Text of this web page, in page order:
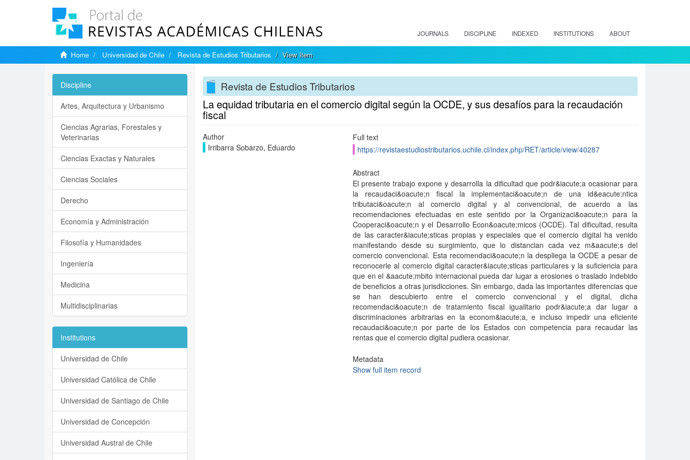
JOURNALS DISCIPLINE INDEXED INSTITUTIONS ABOUT
Home Universidad de Chile Revista de Estudios Tributarios View Item
Revista de Estudios Tributarios
La equidad tributaria en el comercio digital según la OCDE, y sus desafíos para la recaudación
fiscal
Author
Irribarra Sobarzo, Eduardo
Full text
https://revistaestudiostributarios.uchile.cl/index.php/RET/article/view/40287
Abstract
El presente trabajo expone y desarrolla la dificultad que podr&iacute;a ocasionar para
la recaudaci&oacute;n fiscal la implementaci&oacute;n de una id&eacute;ntica
tributaci&oacute;n al comercio digital y al convencional, de acuerdo a las
recomendaciones efectuadas en este sentido por la Organizaci&oacute;n para la
Cooperaci&oacute;n y el Desarrollo Econ&oacute;micos (OCDE). Tal dificultad, resulta
de las caracter&iacute;sticas propias y especiales que el comercio digital ha venido
manifestando desde su surgimiento, que lo distancian cada vez m&aacute;s del
comercio convencional. Esta recomendaci&oacute;n la despliega la OCDE a pesar de
reconocerle al comercio digital caracter&iacute;sticas particulares y la suficiencia para
que en el &aacute;mbito internacional pueda dar lugar a erosiones o traslado indebido
de beneficios a otras jurisdicciones. Sin embargo, dada las importantes diferencias que
se han descubierto entre el comercio convencional y el digital, dicha
recomendaci&oacute;n de tratamiento fiscal igualitario podr&iacute;a dar lugar a
discriminaciones arbitrarias en la econom&iacute;a, e incluso impedir una eficiente
recaudaci&oacute;n por parte de los Estados con competencia para recaudar las
rentas que el comercio digital pudiera ocasionar.
Metadata
Show full item record
Discipline
Artes, Arquitectura y Urbanismo
Ciencias Agrarias, Forestales y
Veterinarias
Ciencias Exactas y Naturales
Ciencias Sociales
Derecho
Economía y Administración
Filosofía y Humanidades
Ingeniería
Medicina
Multidisciplinarias
Institutions
Universidad de Chile
Universidad Católica de Chile
Universidad de Santiago de Chile
Universidad de Concepción
Universidad Austral de Chile